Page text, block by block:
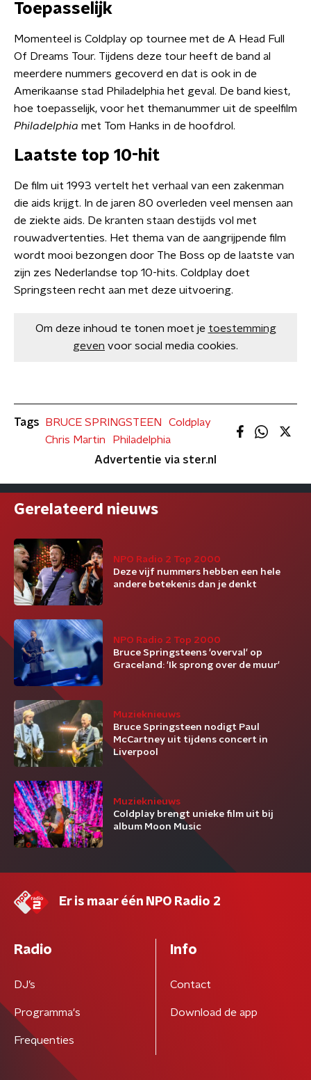
Toepasselijk
Momenteel is Coldplay op tournee met de A Head Full
Of Dreams Tour. Tijdens deze tour heeft de band al
meerdere nummers gecoverd en dat is ook in de
Amerikaanse stad Philadelphia het geval. De band kiest,
hoe toepasselijk, voor het themanummer uit de speelfilm
Philadelphia met Tom Hanks in de hoofdrol.
Laatste top 10-hit
De film uit 1993 vertelt het verhaal van een zakenman
die aids krijgt. In de jaren 80 overleden veel mensen aan
de ziekte aids. De kranten staan destijds vol met
rouwadvertenties. Het thema van de aangrijpende film
wordt mooi bezongen door The Boss op de laatste van
zijn zes Nederlandse top 10-hits. Coldplay doet
Springsteen recht aan met deze uitvoering.
Om deze inhoud te tonen moet je toestemming
geven voor social media cookies.
Tags BRUCE SPRINGSTEEN
Coldplay
Chris Martin
Philadelphia
Advertentie via ster.nl
Gerelateerd nieuws
NPO Radio 2 Top 2000
Deze vijf nummers hebben een hele
andere betekenis dan je denkt
NPO Radio 2 Top 2000
Bruce Springsteens 'overval' op
Graceland: 'Ik sprong over de muur'
Muzieknieuws
Bruce Springsteen nodigt Paul
McCartney uit tijdens concert in
Liverpool
Muzieknieuws
Coldplay brengt unieke film uit bij
album Moon Music
Er is maar één NPO Radio 2
Radio
DJ’s
Programma's
Frequenties
Info
Contact
Download de app